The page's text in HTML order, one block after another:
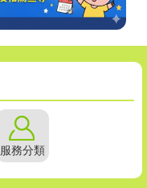
服務分類